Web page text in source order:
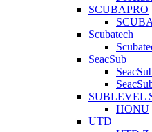
SCUBAPRO
Scubatech
SeacSub
SUBLEVEL
HONU
UTD